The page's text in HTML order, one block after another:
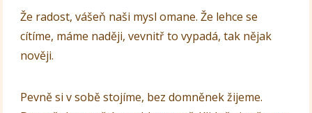
Že radost, vášeň naši mysl omane. Že lehce se
cítíme, máme naději, vevnitř to vypadá, tak nějak
nověji.
Pevně si v sobě stojíme, bez domněnek žijeme.